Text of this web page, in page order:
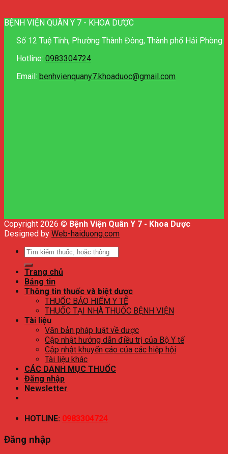
BỆNH VIỆN QUÂN Y 7 - KHOA DƯỢC
Số 12 Tuệ Tĩnh, Phường Thành Đông, Thành phố Hải Phòng
Hotline: 0983304724
Email: benhvienquany7.khoaduoc@gmail.com
Copyright 2026 © Bệnh Viện Quân Y 7 - Khoa Dược
Designed by Web-haiduong.com
Tìm
kiếm:
Trang chủ
Bảng tin
Thông tin thuốc và biệt dược
THUỐC BẢO HIỂM Y TẾ
THUỐC TẠI NHÀ THUỐC BỆNH VIỆN
Tài liệu
Văn bản pháp luật về dược
Cập nhật hướng dẫn điều trị của Bộ Y tế
Cập nhật khuyến cáo của các hiệp hội
Tài liệu khác
CÁC DANH MỤC THUỐC
Đăng nhập
Newsletter
HOTLINE: 0983304724
Đăng nhập